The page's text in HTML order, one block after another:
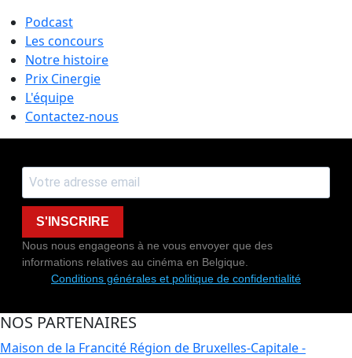
Podcast
Les concours
Notre histoire
Prix Cinergie
L'équipe
Contactez-nous
S'INSCRIRE
Nous nous engageons à ne vous envoyer que des
informations relatives au cinéma en Belgique.
Conditions générales et politique de confidentialité
NOS PARTENAIRES
Maison de la Francité Région de Bruxelles-Capitale -